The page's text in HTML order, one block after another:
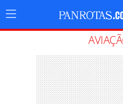
Menu
Principal